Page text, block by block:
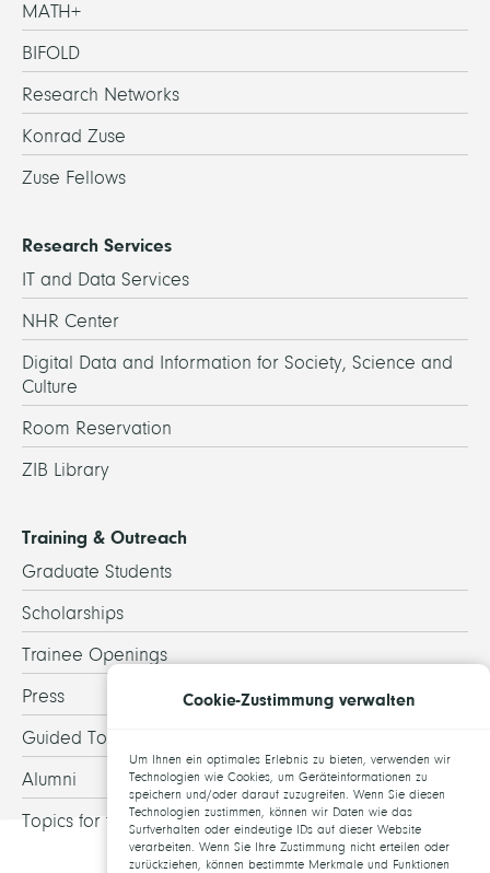
MATH+
BIFOLD
Research Networks
Konrad Zuse
Zuse Fellows
Research Services
IT and Data Services
NHR Center
Digital Data and Information for Society, Science and
Culture
Room Reservation
ZIB Library
Training & Outreach
Graduate Students
Scholarships
Trainee Openings
Press
Guided Tours
Alumni
Topics for theses
Cookie-Zustimmung verwalten
Um Ihnen ein optimales Erlebnis zu bieten, verwenden wir
Technologien wie Cookies, um Geräteinformationen zu
speichern und/oder darauf zuzugreifen. Wenn Sie diesen
Technologien zustimmen, können wir Daten wie das
Surfverhalten oder eindeutige IDs auf dieser Website
verarbeiten. Wenn Sie Ihre Zustimmung nicht erteilen oder
zurückziehen, können bestimmte Merkmale und Funktionen